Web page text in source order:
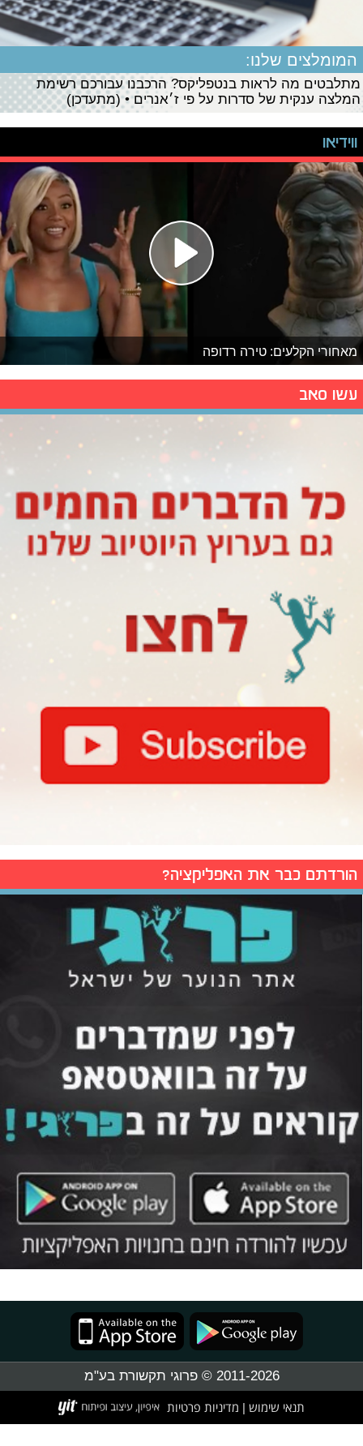
המומלצים שלנו:
מתלבטים מה לראות בנטפליקס? הרכבנו עבורכם רשימת
המלצה ענקית של סדרות על פי ז׳אנרים • (מתעדכן)
ווידיאו
מאחורי הקלעים: טירה רדופה
עשו סאב
הורדתם כבר את האפליקציה?
2011-2026 © פרוגי תקשורת בע"מ
תנאי שימוש מדיניות פרטיות